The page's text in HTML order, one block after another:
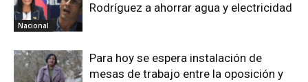
Nacional
Rodríguez a ahorrar agua y electricidad
Para hoy se espera instalación de
mesas de trabajo entre la oposición y